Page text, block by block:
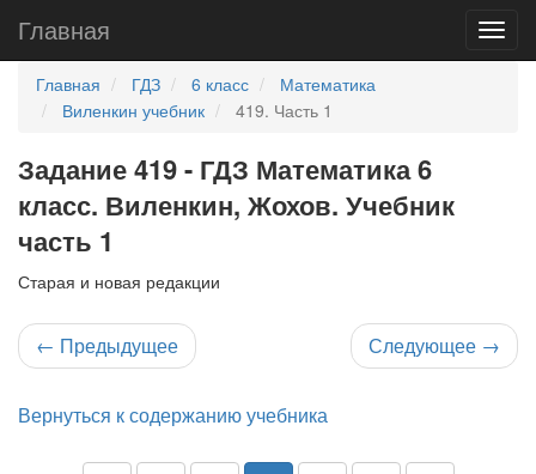
Главная
Главная ГДЗ 6 класс
Математика
Виленкин учебник
419. Часть 1
Задание 419 - ГДЗ Математика 6
класс. Виленкин, Жохов. Учебник
часть 1
Старая и новая редакции
← Предыдущее Следующее →
Вернуться к содержанию учебника